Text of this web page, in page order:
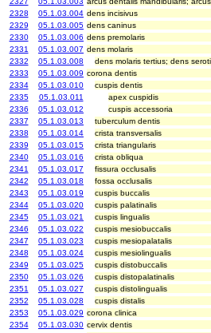
2328
05.1.03.004 dens incisivus
2329
05.1.03.005 dens caninus
2330
05.1.03.006 dens premolaris
2331
05.1.03.007 dens molaris
2332
05.1.03.008
dens molaris tertius; dens
2333
05.1.03.009 corona dentis
2334
05.1.03.010
cuspis dentis
2335
05.1.03.011
apex cuspidis
2336
05.1.03.012
cuspis accessoria
2337
05.1.03.013
tuberculum dentis
2338
05.1.03.014
crista transversalis
2339
05.1.03.015
crista triangularis
2340
05.1.03.016
crista obliqua
2341
05.1.03.017
fissura occlusalis
2342
05.1.03.018
fossa occlusalis
2343
05.1.03.019
cuspis buccalis
2344
05.1.03.020
cuspis palatinalis
2345
05.1.03.021
cuspis lingualis
2346
05.1.03.022
cuspis mesiobuccalis
2347
05.1.03.023
cuspis mesiopalatalis
2348
05.1.03.024
cuspis mesiolingualis
2349
05.1.03.025
cuspis distobuccalis
2350
05.1.03.026
cuspis distopalatinalis
2351
05.1.03.027
cuspis distolingualis
2352
05.1.03.028
cuspis distalis
2353
05.1.03.029 corona clinica
2354
05.1.03.030 cervix dentis